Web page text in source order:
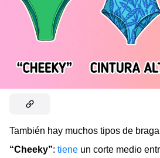
También hay muchos tipos de
“Cheeky”: tiene un corte medio